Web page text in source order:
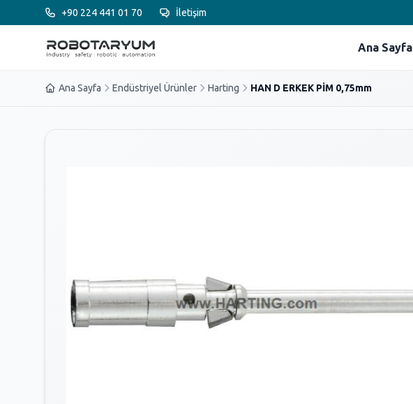
Ana içeriğe geç+90 224 441 01 70 İletişim
Ana Sayfa
Ana Sayfa Endüstriyel Ürünler Harting HAN D ERKEK PİM 0,75mm